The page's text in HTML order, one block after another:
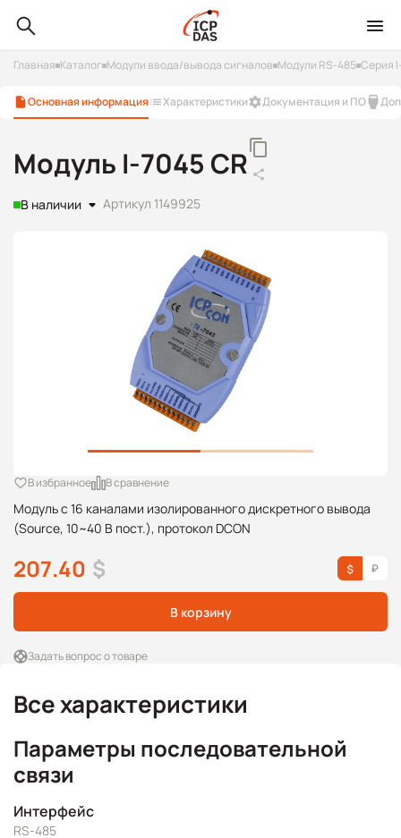
Главная Каталог Модули ввода/вывода сигналов Модули RS-485 Серия
Основная информация Характеристики Документация и ПО
Модуль I-7045 CR
В наличии Артикул 1149925
Модуль с 16 каналами изолированного дискретного вывода
(Source, 10~40 В пост.), протокол DCON
В избранное В сравнение
207.40 $
В корзину
Задать вопрос о товаре
Все характеристики
Параметры последовательной
связи
Интерфейс
RS-485